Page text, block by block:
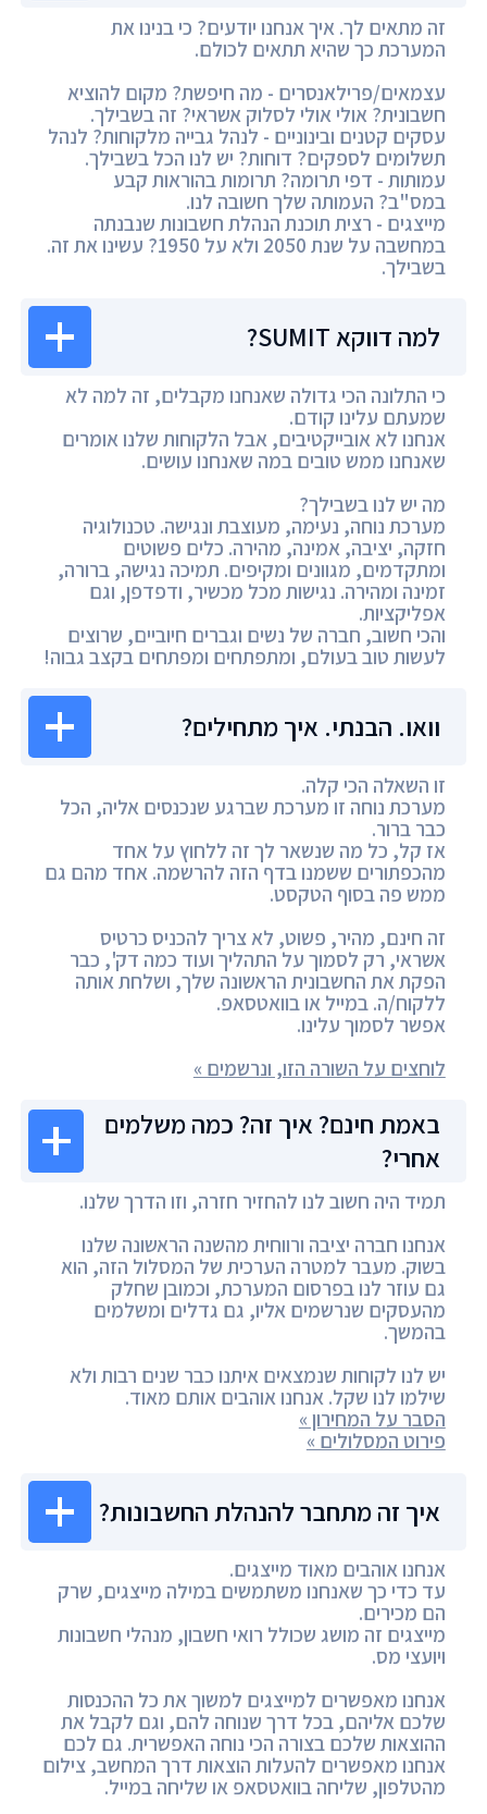
זה מתאים לך. איך אנחנו יודעים? כי בנינו את
המערכת כך שהיא תתאים לכולם.
עצמאים/פרילאנסרים - מה חיפשת? מקום להוציא
חשבונית? אולי אולי לסלוק אשראי? זה בשבילך.
עסקים קטנים ובינוניים - לנהל גבייה מלקוחות? לנהל
תשלומים לספקים? דוחות? יש לנו הכל בשבילך.
עמותות - דפי תרומה? תרומות בהוראות קבע
במס"ב? העמותה שלך חשובה לנו.
מייצגים - רצית תוכנת הנהלת חשבונות שנבנתה
במחשבה על שנת 2050 ולא על 1950? עשינו את זה.
בשבילך.
למה דווקא SUMIT?
כי התלונה הכי גדולה שאנחנו מקבלים, זה למה לא
שמעתם עלינו קודם.
אנחנו לא אובייקטיבים, אבל הלקוחות שלנו אומרים
שאנחנו ממש טובים במה שאנחנו עושים.
מה יש לנו בשבילך?
מערכת נוחה, נעימה, מעוצבת ונגישה. טכנולוגיה
חזקה, יציבה, אמינה, מהירה. כלים פשוטים
ומתקדמים, מגוונים ומקיפים. תמיכה נגישה, ברורה,
זמינה ומהירה. נגישות מכל מכשיר, ודפדפן, וגם
אפליקציות.
והכי חשוב, חברה של נשים וגברים חיוביים, שרוצים
לעשות טוב בעולם, ומתפתחים ומפתחים בקצב גבוה!
וואו. הבנתי. איך מתחילים?
זו השאלה הכי קלה.
מערכת נוחה זו מערכת שברגע שנכנסים אליה, הכל
כבר ברור.
אז קל, כל מה שנשאר לך זה ללחוץ על אחד
מהכפתורים ששמנו בדף הזה להרשמה. אחד מהם גם
ממש פה בסוף הטקסט.
זה חינם, מהיר, פשוט, לא צריך להכניס כרטיס
אשראי, רק לסמוך על התהליך ועוד כמה דק', כבר
הפקת את החשבונית הראשונה שלך, ושלחת אותה
ללקוח/ה. במייל או בוואטסאפ.
אפשר לסמוך עלינו.
לוחצים על השורה הזו, ונרשמים »
באמת חינם? איך זה? כמה משלמים
אחרי?
תמיד היה חשוב לנו להחזיר חזרה, וזו הדרך שלנו.
אנחנו חברה יציבה ורווחית מהשנה הראשונה שלנו
בשוק. מעבר למטרה הערכית של המסלול הזה, הוא
גם עוזר לנו בפרסום המערכת, וכמובן שחלק
מהעסקים שנרשמים אליו, גם גדלים ומשלמים
בהמשך.
יש לנו לקוחות שנמצאים איתנו כבר שנים רבות ולא
שילמו לנו שקל. אנחנו אוהבים אותם מאוד.
הסבר על המחירון »
פירוט המסלולים »
איך זה מתחבר להנהלת החשבונות?
אנחנו אוהבים מאוד מייצגים.
עד כדי כך שאנחנו משתמשים במילה מייצגים, שרק
הם מכירים.
מייצגים זה מושג שכולל רואי חשבון, מנהלי חשבונות
ויועצי מס.
אנחנו מאפשרים למייצגים למשוך את כל ההכנסות
שלכם אליהם, בכל דרך שנוחה להם, וגם לקבל את
ההוצאות שלכם בצורה הכי נוחה האפשרית. גם לכם
אנחנו מאפשרים להעלות הוצאות דרך המחשב, צילום
מהטלפון, שליחה בוואטסאפ או שליחה במייל.